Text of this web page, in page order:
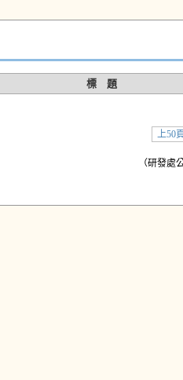
標 題
上50
（研發處